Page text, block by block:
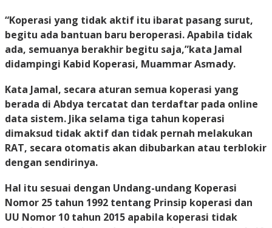
“Koperasi yang tidak aktif itu ibarat pasang surut,
begitu ada bantuan baru beroperasi. Apabila tidak
ada, semuanya berakhir begitu saja,”kata Jamal
didampingi Kabid Koperasi, Muammar Asmady.
Kata Jamal, secara aturan semua koperasi yang
berada di Abdya tercatat dan terdaftar pada online
data sistem. Jika selama tiga tahun koperasi
dimaksud tidak aktif dan tidak pernah melakukan
RAT, secara otomatis akan dibubarkan atau terblokir
dengan sendirinya.
Hal itu sesuai dengan Undang-undang Koperasi
Nomor 25 tahun 1992 tentang Prinsip koperasi dan
UU Nomor 10 tahun 2015 apabila koperasi tidak